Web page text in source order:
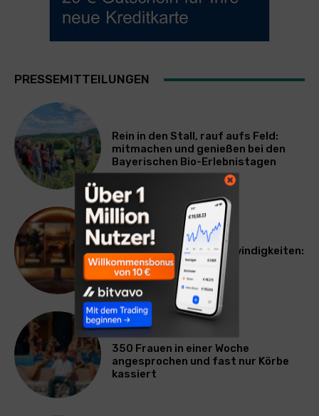
PRESSEMITTEILUNGEN
Rein in den Stall, rauf aufs Feld:
mitmachen und genießen bei den
Bayerischen Bio-Erlebnistagen
TECHNIK
Monitor mit drei Geschwindigkeiten:
AOC GAMING CQ32G4ZA
LIFESTYLE
350 Frauen in einer Woche
angesprochen und fast nur Körbe
kassiert